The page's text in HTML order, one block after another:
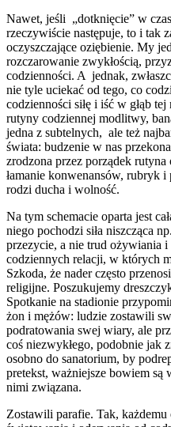
Nawet, jeśli „dotknięcie” w
rzeczywiście następuje, to i tak
oczyszczające oziębienie. My
rozczarowanie zwykłością,
codzienności. A jednak,
nie tyle uciekać od tego, co
codzienności siłę i iść w głąb
rutyny codziennej modlitwy,
jedna z subtelnych, ale też
świata: budzenie w nas
zrodzona przez porządek rutyna
łamanie konwenansów, rubryk
rodzi ducha i wolność.
Na tym schemacie oparta jest
niego pochodzi siła niszcząca
przezycie, a nie trud ożywiania
codziennych relacji, w których
Szkoda, że nader często
religijne. Poszukujemy
Spotkanie na stadionie
żon i mężów: ludzie zostawili
podratowania swej wiary, ale
coś niezwykłego, podobnie jak
osobno do sanatorium, by
pretekst, ważniejsze bowiem są
nimi związana.
Zostawili parafie. Tak, każdemu